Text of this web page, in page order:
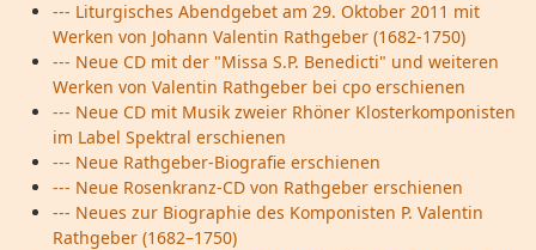
--- Liturgisches Abendgebet am 29. Oktober 2011 mit
Werken von Johann Valentin Rathgeber (1682-1750)
--- Neue CD mit der "Missa S.P. Benedicti" und weiteren
Werken von Valentin Rathgeber bei cpo erschienen
--- Neue CD mit Musik zweier Rhöner Klosterkomponisten
im Label Spektral erschienen
--- Neue Rathgeber-Biografie erschienen
--- Neue Rosenkranz-CD von Rathgeber erschienen
--- Neues zur Biographie des Komponisten P. Valentin
Rathgeber (1682–1750)